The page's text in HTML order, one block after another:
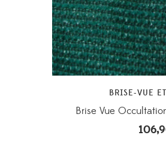
BRISE-VUE
Brise Vue